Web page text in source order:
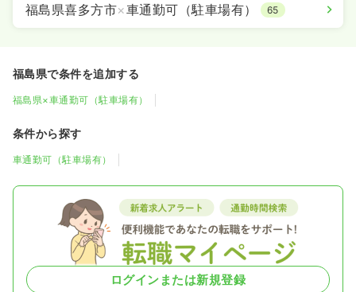
福島県喜多方市×車通勤可（駐車場有） 65
福島県で条件を追加する
福島県×車通勤可（駐車場有）
条件から探す
車通勤可（駐車場有）
ログインまたは新規登録